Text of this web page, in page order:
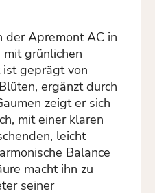
der Apremont AC in
grünlichen
ist geprägt von
ergänzt durch
zeigt er sich
mit einer klaren
leicht
Balance
macht ihn zu
seiner